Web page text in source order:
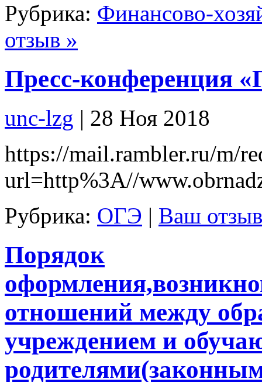
Рубрика: Финансово-
отзыв »
Пресс-конференция
unc-lzg | 28 Ноя 2018
https://mail.rambler.ru/m/
url=http%3A//
Рубрика: ОГЭ | Ваш
Порядок
отношений между
учреждением и